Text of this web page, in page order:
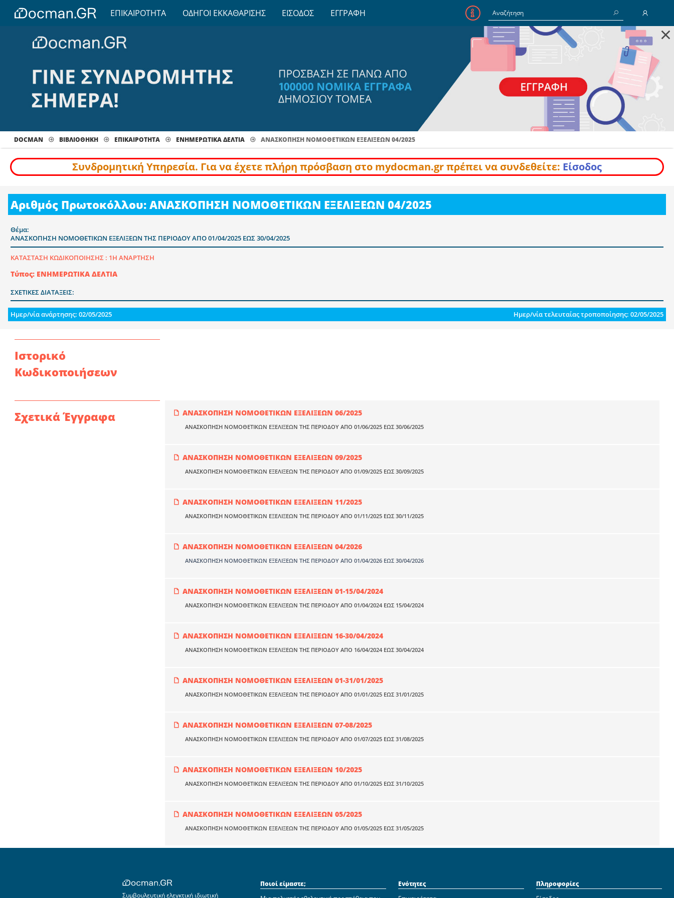
ΕΠΙΚΑΙΡΟΤΗΤΑ ΟΔΗΓΟΙ ΕΚΚΑΘΑΡΙΣΗΣ ΕΙΣΟΔΟΣ ΕΓΓΡΑΦΗ
E-Mail
Κωδικός
Να με θυμάσαι
×
DOCMAN ΒΙΒΛΙΟΘΗΚΗ ΕΠΙΚΑΙΡΟΤΗΤΑ ΕΝΗΜΕΡΩΤΙΚΆ ΔΕΛΤΊΑ ΑΝΑΣΚΟΠΗΣΗ ΝΟΜΟΘΕΤΙΚΩΝ ΕΞΕΛΙΞΕΩΝ 04/2025
Συνδρομητική Υπηρεσία. Για να έχετε πλήρη πρόσβαση στο mydocman.gr πρέπει να συνδεθείτε: Είσοδος
Αριθμός Πρωτοκόλλου: ΑΝΑΣΚΟΠΗΣΗ ΝΟΜΟΘΕΤΙΚΩΝ ΕΞΕΛΙΞΕΩΝ 04/2025
Θέμα:
ΑΝΑΣΚΟΠΗΣΗ ΝΟΜΟΘΕΤΙΚΩΝ ΕΞΕΛΙΞΕΩΝ ΤΗΣ ΠΕΡΙΟΔΟΥ ΑΠΟ 01/04/2025 ΕΩΣ 30/04/2025
ΚΑΤΑΣΤΑΣΗ ΚΩΔΙΚΟΠΟΙΗΣΗΣ : 1Η ΑΝΑΡΤΗΣΗ
Τύπος: ΕΝΗΜΕΡΩΤΙΚΑ ΔΕΛΤΙΑ
ΣΧΕΤΙΚΕΣ ΔΙΑΤΑΞΕΙΣ:
Ημερ/νία ανάρτησης: 02/05/2025 Ημερ/νία τελευταίας τροποποίησης: 02/05/2025
Ιστορικό
Κωδικοποιήσεων
Σχετικά Έγγραφα ΑΝΑΣΚΟΠΗΣΗ ΝΟΜΟΘΕΤΙΚΩΝ ΕΞΕΛΙΞΕΩΝ 06/2025
ΑΝΑΣΚΟΠΗΣΗ ΝΟΜΟΘΕΤΙΚΩΝ ΕΞΕΛΙΞΕΩΝ ΤΗΣ ΠΕΡΙΟΔΟΥ ΑΠΟ 01/06/2025 ΕΩΣ 30/06/2025
ΑΝΑΣΚΟΠΗΣΗ ΝΟΜΟΘΕΤΙΚΩΝ ΕΞΕΛΙΞΕΩΝ 09/2025
ΑΝΑΣΚΟΠΗΣΗ ΝΟΜΟΘΕΤΙΚΩΝ ΕΞΕΛΙΞΕΩΝ ΤΗΣ ΠΕΡΙΟΔΟΥ ΑΠΟ 01/09/2025 ΕΩΣ 30/09/2025
ΑΝΑΣΚΟΠΗΣΗ ΝΟΜΟΘΕΤΙΚΩΝ ΕΞΕΛΙΞΕΩΝ 11/2025
ΑΝΑΣΚΟΠΗΣΗ ΝΟΜΟΘΕΤΙΚΩΝ ΕΞΕΛΙΞΕΩΝ ΤΗΣ ΠΕΡΙΟΔΟΥ ΑΠΟ 01/11/2025 ΕΩΣ 30/11/2025
ΑΝΑΣΚΟΠΗΣΗ ΝΟΜΟΘΕΤΙΚΩΝ ΕΞΕΛΙΞΕΩΝ 04/2026
ΑΝΑΣΚΟΠΗΣΗ ΝΟΜΟΘΕΤΙΚΩΝ ΕΞΕΛΙΞΕΩΝ ΤΗΣ ΠΕΡΙΟΔΟΥ ΑΠΟ 01/04/2026 ΕΩΣ 30/04/2026
ΑΝΑΣΚΟΠΗΣΗ ΝΟΜΟΘΕΤΙΚΩΝ ΕΞΕΛΙΞΕΩΝ 01-15/04/2024
ΑΝΑΣΚΟΠΗΣΗ ΝΟΜΟΘΕΤΙΚΩΝ ΕΞΕΛΙΞΕΩΝ ΤΗΣ ΠΕΡΙΟΔΟΥ ΑΠΟ 01/04/2024 ΕΩΣ 15/04/2024
ΑΝΑΣΚΟΠΗΣΗ ΝΟΜΟΘΕΤΙΚΩΝ ΕΞΕΛΙΞΕΩΝ 16-30/04/2024
ΑΝΑΣΚΟΠΗΣΗ ΝΟΜΟΘΕΤΙΚΩΝ ΕΞΕΛΙΞΕΩΝ ΤΗΣ ΠΕΡΙΟΔΟΥ ΑΠΟ 16/04/2024 ΕΩΣ 30/04/2024
ΑΝΑΣΚΟΠΗΣΗ ΝΟΜΟΘΕΤΙΚΩΝ ΕΞΕΛΙΞΕΩΝ 01-31/01/2025
ΑΝΑΣΚΟΠΗΣΗ ΝΟΜΟΘΕΤΙΚΩΝ ΕΞΕΛΙΞΕΩΝ ΤΗΣ ΠΕΡΙΟΔΟΥ ΑΠΟ 01/01/2025 ΕΩΣ 31/01/2025
ΑΝΑΣΚΟΠΗΣΗ ΝΟΜΟΘΕΤΙΚΩΝ ΕΞΕΛΙΞΕΩΝ 07-08/2025
ΑΝΑΣΚΟΠΗΣΗ ΝΟΜΟΘΕΤΙΚΩΝ ΕΞΕΛΙΞΕΩΝ ΤΗΣ ΠΕΡΙΟΔΟΥ ΑΠΟ 01/07/2025 ΕΩΣ 31/08/2025
ΑΝΑΣΚΟΠΗΣΗ ΝΟΜΟΘΕΤΙΚΩΝ ΕΞΕΛΙΞΕΩΝ 10/2025
ΑΝΑΣΚΟΠΗΣΗ ΝΟΜΟΘΕΤΙΚΩΝ ΕΞΕΛΙΞΕΩΝ ΤΗΣ ΠΕΡΙΟΔΟΥ ΑΠΟ 01/10/2025 ΕΩΣ 31/10/2025
ΑΝΑΣΚΟΠΗΣΗ ΝΟΜΟΘΕΤΙΚΩΝ ΕΞΕΛΙΞΕΩΝ 05/2025
ΑΝΑΣΚΟΠΗΣΗ ΝΟΜΟΘΕΤΙΚΩΝ ΕΞΕΛΙΞΕΩΝ ΤΗΣ ΠΕΡΙΟΔΟΥ ΑΠΟ 01/05/2025 ΕΩΣ 31/05/2025
Συμβουλευτική ελεγκτική ιδιωτική
Ποιοί είμαστε;
Ενότητες
Πληροφορίες